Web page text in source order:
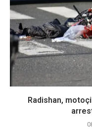
Radishan,